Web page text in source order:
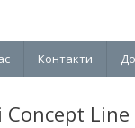
Контакти